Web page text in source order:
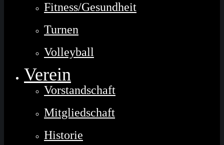
Fitness/Gesundheit
Turnen
Volleyball
Verein
Vorstandschaft
Mitgliedschaft
Historie